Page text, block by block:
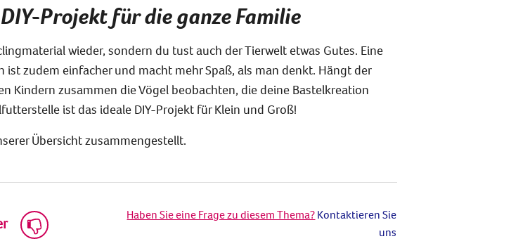
Projekt für die ganze Familie
wieder, sondern du tust auch der Tierwelt etwas Gutes. Eine
zudem einfacher und macht mehr Spaß, als man denkt. Hängt der
Kindern zusammen die Vögel beobachten, die deine Bastelkreation
ist das ideale DIY-Projekt für Klein und Groß!
Übersicht zusammengestellt.
Haben Sie eine Frage zu diesem Thema? Kontaktieren Sie
uns